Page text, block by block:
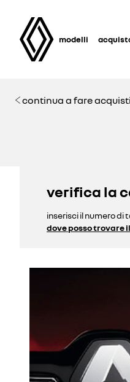
modelli
continua a fare acquisti
verifica la
inserisci il numero di
dove posso trovare